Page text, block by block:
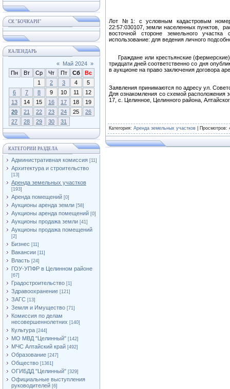
СК "БОЧКАРИ"
КАЛЕНДАРЬ
« Май 2024 »
Пн
Вт Ср Чт Пт Сб
Вс
1
2 3 4
5
6
7 8 9 10 11
12
13
14 15 16 17 18
19
20
21 22 23 24 25
26
27
28 29 30 31
КАТЕГОРИИ РАЗДЕЛА
Административная комиссия [11]
Архитектура и строительство
[13]
Аренда земельных участков
[193]
Аренда помещений [0]
Аукционы аренда земли [58]
Аукционы аренда помещений [0]
Аукционы продажа земли [41]
Аукционы продажа помещений
[2]
Бизнес [11]
Вакансии [11]
Власть [24]
ГОУ-УПФР в Целинном районе
[67]
Градостроительство [1]
Здравоохранение [121]
ЗАГС [13]
Земля и Имущество [71]
Комиссия по делам
несовершеннолетних [140]
Культура [244]
МО МВД "Целинный" [142]
МЧС Алтайский край [492]
Образование [247]
Общество [1361]
ОГИБДД "Целинный" [329]
Официальные выступления
руководителей [6]
Лот №1: с условным кадастровым
22:57:030107, земли населенных пунктов,
восточной стороне земельного
использование: для ведения личного
Граждане или крестьянские (фермерские)
тридцати дней соответственно со дня
в аукционе на право заключения договора
Заявления принимаются по адресу ул.
Для ознакомления со схемой расположения
17, с. Целинное, Целинного района,
Категория: Аренда земельных участков Просмотров: